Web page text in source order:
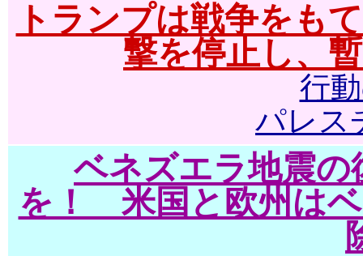
トランプは戦争をも
撃を停止し、
行
パレス
ベネズエラ地震の
を！ 米国と欧州は